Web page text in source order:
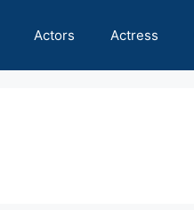
Actors Actress